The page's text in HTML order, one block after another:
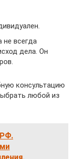
не всегда
дела. Он
консультацию
любой из